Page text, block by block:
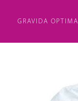
GRAVIDA OPTIMA